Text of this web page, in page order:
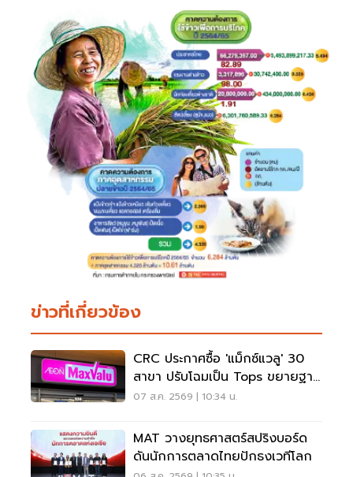
ข่าวที่เกี่ยวข้อง
CRC ประกาศซื้อ 'แม็กซ์แวลู' 30
สาขา ปรับโฉมเป็น Tops ขยายฐาน
ลูกค้าเพิ่ม 9 แสนราย
07 ส.ค. 2569 | 10:34 น.
MAT วางยุทธศาสตร์สปริงบอร์ด
ดันนักการตลาดไทยปักธงเวทีโลก